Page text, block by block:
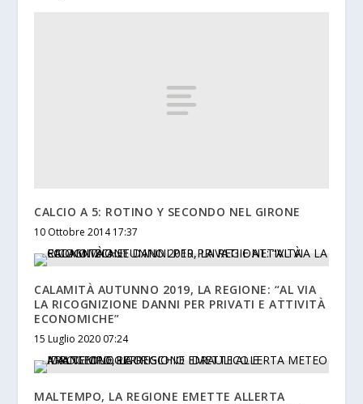
CALCIO A 5: ROTINO Y SECONDO NEL GIRONE
10 Ottobre 2014 17:37
CALAMITÀ AUTUNNO 2019, LA REGIONE: “AL VIA
LA RICOGNIZIONE DANNI PER PRIVATI E ATTIVITÀ
ECONOMICHE”
15 Luglio 2020 07:24
MALTEMPO, LA REGIONE EMETTE ALLERTA